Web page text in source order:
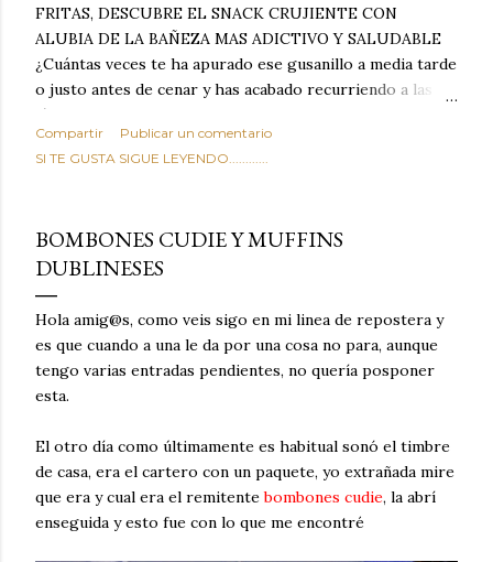
FRITAS, DESCUBRE EL SNACK CRUJIENTE CON
ALUBIA DE LA BAÑEZA MAS ADICTIVO Y SALUDABLE
¿Cuántas veces te ha apurado ese gusanillo a media tarde
o justo antes de cenar y has acabado recurriendo a las
típicas patatas de bolsa, frutos secos fritos o snacks
ultraprocesados llenos de grasas saturadas y sodio?
Todos hemos estado ahí. Sin embargo, cuidarse no tiene
satisface. Estas alubias crujientes al horno van a cambiar
por completo tu forma de ver las legumbres. Olvídate de
asociar las alubias únicamente a los guisos tradicionales y
copiosos de invierno. Con esta receta simple pero
revolucionaria, transformaremos un ingrediente tan
humilde como la alubia de La Bañeza en un snack ligero,
dorado, cargado de proteína y 100% natural. Es el
Compartir
Publicar un comentario
SI TE GUSTA SIGUE LEYENDO............
BOMBONES CUDIE Y MUFFINS
DUBLINESES
Hola amig@s, como veis sigo en mi linea de repostera y
es que cuando a una le da por una cosa no para, aunque
tengo varias entradas pendientes, no quería posponer
esta.
El otro día como últimamente es habitual sonó el timbre
de casa, era el cartero con un paquete, yo extrañada mire
que era y cual era el remitentebombones cudie, la abrí
enseguida y esto fue con lo que me encontré